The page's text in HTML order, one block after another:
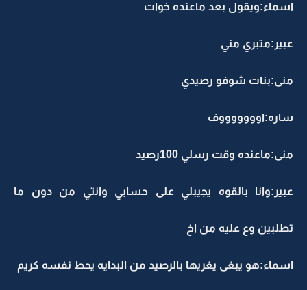
اسماء:ويقول بعد ماعنده خوات
عبير:متبري مني
منى:بنات شوفو رصيدي
ساره:اوووووووف
منى:ماعنده وقت رسلي 100رصيد
عبير:وانا بالقوه يجيبلي على حسابي وانتي من دون ما
تطلبين وع عليه من اخ
اسماء:هو يبغى يغريها بالرصيد من البدايه يحط نفسه كريم